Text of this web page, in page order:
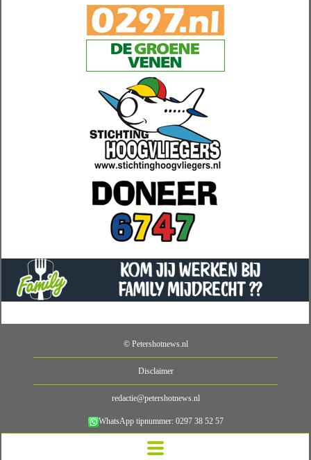
© Petershotnews.nl
Disclaimer
redactie@petershotnews.nl
WhatsApp tipnummer: 0297 38 52 57